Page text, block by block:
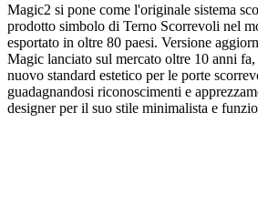
Magic2 si pone come l'originale sistema
prodotto simbolo di Terno Scorrevoli nel
esportato in oltre 80 paesi. Versione
Magic lanciato sul mercato oltre 10 anni
nuovo standard estetico per le porte
guadagnandosi riconoscimenti e
designer per il suo stile minimalista e